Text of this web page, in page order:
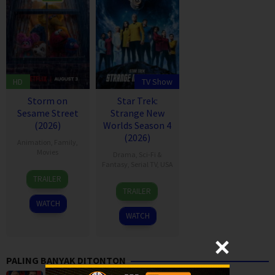
HD
Storm on
Sesame Street
(2026)
3
Aug
2026
Scott
Preston
TRAILER
WATCH
TV Show
Star Trek:
Strange New
Worlds Season 4
(2026)
5
May
2022
Jenny
Lumet
TRAILER
WATCH
PALING BANYAK DITONTON